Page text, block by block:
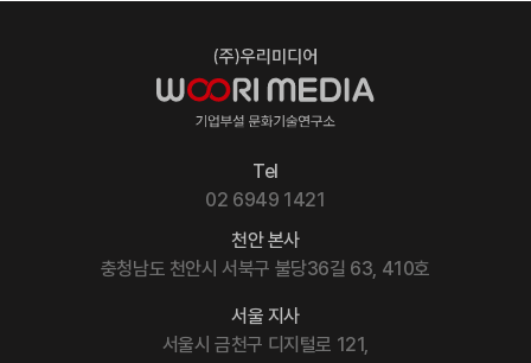
천안 본사
충청남도 천안시 서북구 불당36길 63, 410호
Tel
02 6949 1421
서울 지사
서울시 금천구 디지털로 121,